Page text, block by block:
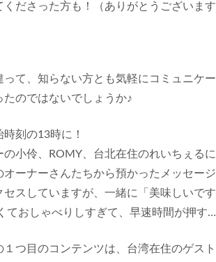
くださった方も！（ありがとうございま
って、知らない方とも気軽にコミュニケ
のではないでしょうか♪
刻の13時に！
の小伶、ROMY、台北在住のれいちぇる
オーナーさんたちから預かったメッセー
セスしていますが、一緒に「美味しいで
ておしゃべりしすぎて、早速時間が押す
１つ目のコンテンツは、台湾在住のゲス